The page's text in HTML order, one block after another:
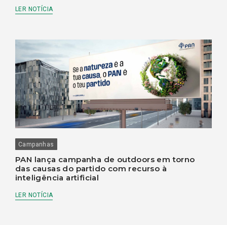
LER NOTÍCIA
Campanhas
PAN lança campanha de outdoors em torno
das causas do partido com recurso à
inteligência artificial
LER NOTÍCIA